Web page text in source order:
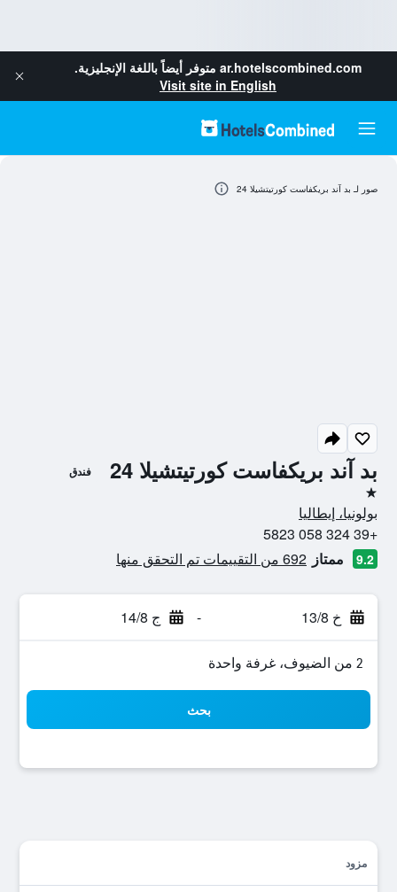
ar.hotelscombined.com متوفر أيضاً باللغة الإنجليزية.
Visit site in English
بد آند بريكفاست كورتيتشيلا 24 فندق
نجمة واحدة
بولونيا، إيطاليا
+39 324 058 5823
9.2 ممتاز 692 من التقييمات تم التحقق منها
خ 13/8 - ج 14/8
2 من الضيوف، غرفة واحدة
بحث
مزود
صور لـ بد آند بريكفاست كورتيتشيلا 24